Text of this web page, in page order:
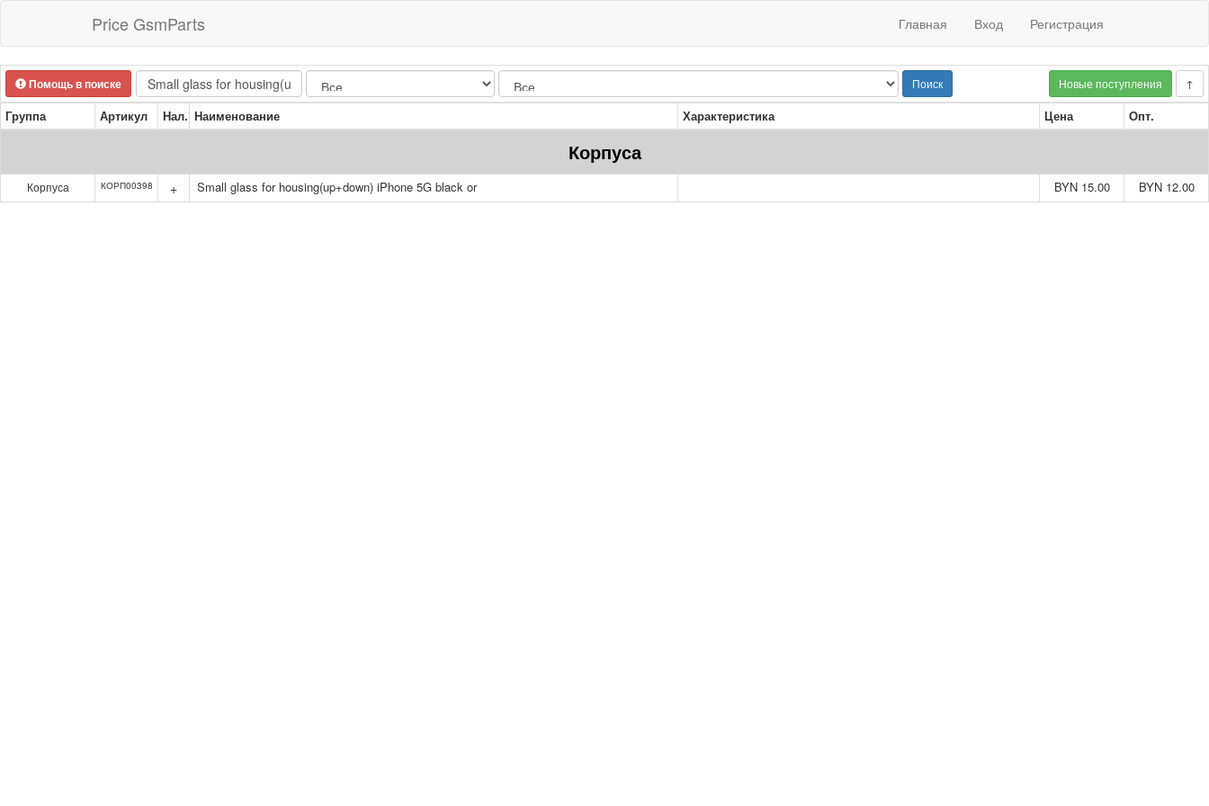
Price GsmParts Главная Вход Регистрация
Помощь в поиске Поиск Новые поступления ↑
Группа Артикул Нал. Наименование Характеристика Цена Опт.
Корпуса
Корпуса КОРП00398 + Small glass for housing(up+down) iPhone 5G black or BYN 15.00 BYN 12.00